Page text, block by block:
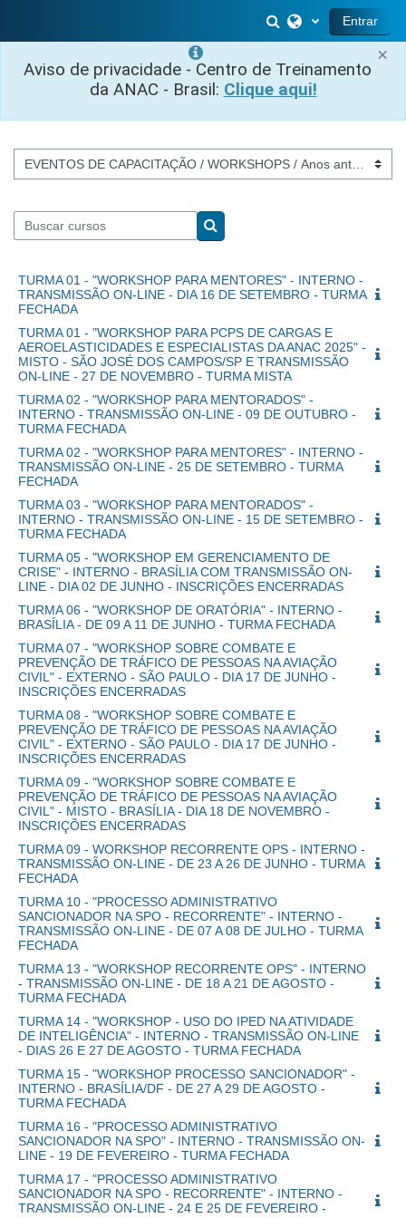
×
Aviso de privacidade - Centro de Treinamento
da ANAC - Brasil: Clique aqui!
Selector de
Entrar
Categorías
Buscar cursos
Buscar cursos
TURMA 01 - "WORKSHOP PARA MENTORES" - INTERNO -
TRANSMISSÃO ON-LINE - DIA 16 DE SETEMBRO - TURMA
FECHADA
TURMA 01 - "WORKSHOP PARA PCPS DE CARGAS E
AEROELASTICIDADES E ESPECIALISTAS DA ANAC 2025" -
MISTO - SÃO JOSÉ DOS CAMPOS/SP E TRANSMISSÃO
ON-LINE - 27 DE NOVEMBRO - TURMA MISTA
TURMA 02 - "WORKSHOP PARA MENTORADOS" -
INTERNO - TRANSMISSÃO ON-LINE - 09 DE OUTUBRO -
TURMA FECHADA
TURMA 02 - "WORKSHOP PARA MENTORES" - INTERNO -
TRANSMISSÃO ON-LINE - 25 DE SETEMBRO - TURMA
FECHADA
TURMA 03 - "WORKSHOP PARA MENTORADOS" -
INTERNO - TRANSMISSÃO ON-LINE - 15 DE SETEMBRO -
TURMA FECHADA
TURMA 05 - "WORKSHOP EM GERENCIAMENTO DE
CRISE" - INTERNO - BRASÍLIA COM TRANSMISSÃO ON-
LINE - DIA 02 DE JUNHO - INSCRIÇÕES ENCERRADAS
TURMA 06 - "WORKSHOP DE ORATÓRIA" - INTERNO -
BRASÍLIA - DE 09 A 11 DE JUNHO - TURMA FECHADA
TURMA 07 - "WORKSHOP SOBRE COMBATE E
PREVENÇÃO DE TRÁFICO DE PESSOAS NA AVIAÇÃO
CIVIL" - EXTERNO - SÃO PAULO - DIA 17 DE JUNHO -
INSCRIÇÕES ENCERRADAS
TURMA 08 - "WORKSHOP SOBRE COMBATE E
PREVENÇÃO DE TRÁFICO DE PESSOAS NA AVIAÇÃO
CIVIL" - EXTERNO - SÃO PAULO - DIA 17 DE JUNHO -
INSCRIÇÕES ENCERRADAS
TURMA 09 - "WORKSHOP SOBRE COMBATE E
PREVENÇÃO DE TRÁFICO DE PESSOAS NA AVIAÇÃO
CIVIL" - MISTO - BRASÍLIA - DIA 18 DE NOVEMBRO -
INSCRIÇÕES ENCERRADAS
TURMA 09 - WORKSHOP RECORRENTE OPS - INTERNO -
TRANSMISSÃO ON-LINE - DE 23 A 26 DE JUNHO - TURMA
FECHADA
TURMA 10 - "PROCESSO ADMINISTRATIVO
SANCIONADOR NA SPO - RECORRENTE" - INTERNO -
TRANSMISSÃO ON-LINE - DE 07 A 08 DE JULHO - TURMA
FECHADA
TURMA 13 - "WORKSHOP RECORRENTE OPS" - INTERNO
- TRANSMISSÃO ON-LINE - DE 18 A 21 DE AGOSTO -
TURMA FECHADA
TURMA 14 - "WORKSHOP - USO DO IPED NA ATIVIDADE
DE INTELIGÊNCIA" - INTERNO - TRANSMISSÃO ON-LINE
- DIAS 26 E 27 DE AGOSTO - TURMA FECHADA
TURMA 15 - "WORKSHOP PROCESSO SANCIONADOR" -
INTERNO - BRASÍLIA/DF - DE 27 A 29 DE AGOSTO -
TURMA FECHADA
TURMA 16 - "PROCESSO ADMINISTRATIVO
SANCIONADOR NA SPO" - INTERNO - TRANSMISSÃO ON-
LINE - 19 DE FEVEREIRO - TURMA FECHADA
TURMA 17 - "PROCESSO ADMINISTRATIVO
SANCIONADOR NA SPO - RECORRENTE" - INTERNO -
TRANSMISSÃO ON-LINE - 24 E 25 DE FEVEREIRO -